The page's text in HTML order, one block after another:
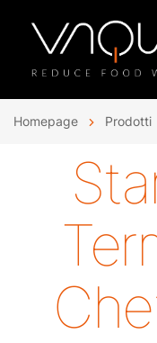
Homepage Prodotti